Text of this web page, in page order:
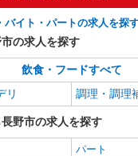
詳
バイト・パートの求人を探
の求人を探す
飲食・フードすべて
リ
調理・調理
野市の求人を探す
パート